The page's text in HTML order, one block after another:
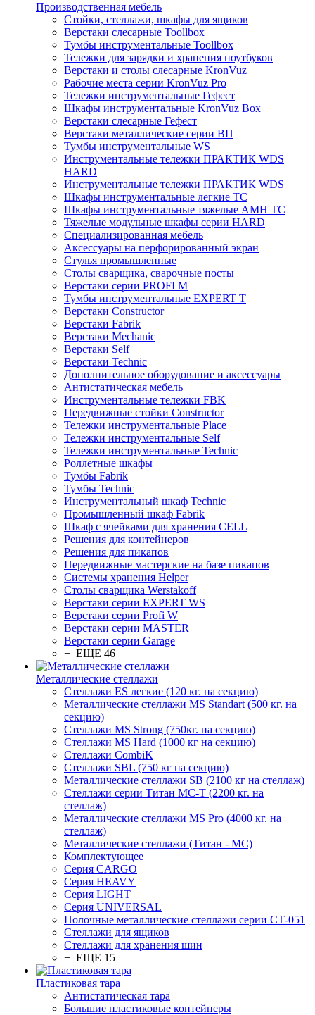
Производственная мебель
Стойки, стеллажи, шкафы для ящиков
Верстаки слесарные Toollbox
Тумбы инструментальные Toollbox
Тележки для зарядки и хранения ноутбуков
Верстаки и столы слесарные KronVuz
Рабочие места серии KronVuz Pro
Тележки инструментальные Гефест
Шкафы инструментальные KronVuz Box
Верстаки слесарные Гефест
Верстаки металлические серии ВП
Тумбы инструментальные WS
Инструментальные тележки ПРАКТИК WDS
HARD
Инструментальные тележки ПРАКТИК WDS
Шкафы инструментальные легкие ТС
Шкафы инструментальные тяжелые AMH TC
Тяжелые модульные шкафы серии HARD
Cпециализированная мебель
Аксессуары на перфорированный экран
Стулья промышленные
Столы сварщика, сварочные посты
Верстаки серии PROFI M
Тумбы инструментальные EXPERT T
Верстаки Constructor
Верстаки Fabrik
Верстаки Mechanic
Верстаки Self
Верстаки Technic
Дополнительное оборудование и аксессуары
Антистатическая мебель
Инструментальные тележки FBK
Передвижные стойки Constructor
Тележки инструментальные Place
Тележки инструментальные Self
Тележки инструментальные Technic
Роллетные шкафы
Тумбы Fabrik
Тумбы Technic
Инструментальный шкаф Technic
Промышленный шкаф Fabrik
Шкаф с ячейками для хранения CELL
Решения для контейнеров
Решения для пикапов
Передвижные мастерские на базе пикапов
Системы хранения Helper
Столы сварщика Werstakoff
Верстаки серии EXPERT WS
Верстаки серии Profi W
Верстаки серии MASTER
Верстаки серии Garage
+ ЕЩЕ 46
Металлические стеллажи
Стеллажи ES легкие (120 кг. на секцию)
Металлические стеллажи MS Standart (500 кг. на
секцию)
Стеллажи MS Strong (750кг. на секцию)
Стеллажи MS Hard (1000 кг на секцию)
Стеллажи CombiK
Стеллажи SBL (750 кг на секцию)
Металлические стеллажи SB (2100 кг на стеллаж)
Стеллажи серии Титан МС-Т (2200 кг. на
стеллаж)
Металлические стеллажи MS Pro (4000 кг. на
стеллаж)
Металлические стеллажи (Титан - МС)
Комплектующее
Серия CARGO
Серия HEAVY
Серия LIGHT
Серия UNIVERSAL
Полочные металлические стеллажи серии СТ-051
Стеллажи для ящиков
Стеллажи для хранения шин
+ ЕЩЕ 15
Пластиковая тара
Антистатическая тара
Большие пластиковые контейнеры